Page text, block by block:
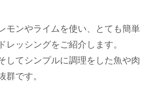
モンやライムを使い、とても簡単
レッシングをご紹介します。
してシンプルに調理をした魚や肉
群です。